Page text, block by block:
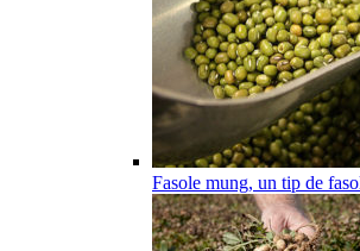
Fasole mung, un tip de